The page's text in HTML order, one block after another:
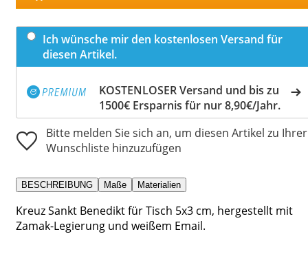
Ich wünsche mir den kostenlosen Versand für
diesen Artikel.
KOSTENLOSER Versand und bis zu
1500€ Ersparnis für nur 8,90€/Jahr.
Bitte melden Sie sich an, um diesen Artikel zu Ihrer
Wunschliste hinzuzufügen
BESCHREIBUNG Maße Materialien
Kreuz Sankt Benedikt für Tisch 5x3 cm, hergestellt mit
Zamak-Legierung und weißem Email.